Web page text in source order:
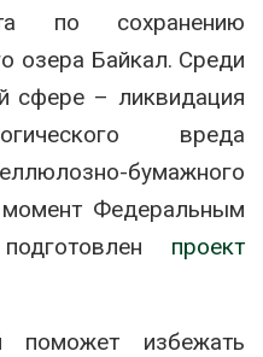
по сохранению
озера Байкал. Среди
сфере – ликвидация
вреда
бумажного
Федеральным
проект
поможет избежать